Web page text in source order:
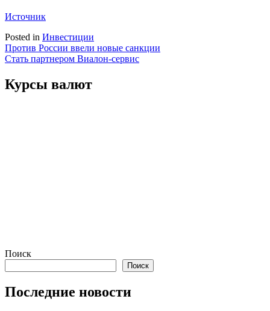
Источник
Posted in Инвестиции
Навигация
по
записям
Против России ввели новые санкции
Стать партнером Виалон-сервис
Курсы валют
Поиск
Поиск
Последние новости